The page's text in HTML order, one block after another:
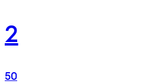
2
50